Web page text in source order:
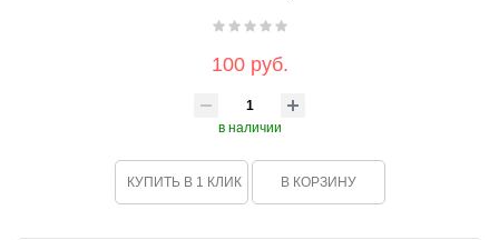
100 руб.
в наличии
КУПИТЬ В 1 КЛИК В КОРЗИНУ